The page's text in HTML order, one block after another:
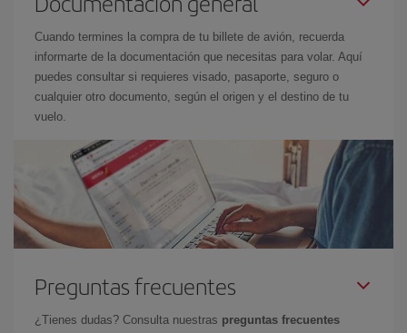
Cuando termines la compra de tu billete de avión, recuerda
informarte de la documentación que necesitas para volar. Aquí
puedes consultar si requieres visado, pasaporte, seguro o
cualquier otro documento, según el origen y el destino de tu
vuelo.
Preguntas frecuentes
¿Tienes dudas? Consulta nuestras preguntas frecuentes